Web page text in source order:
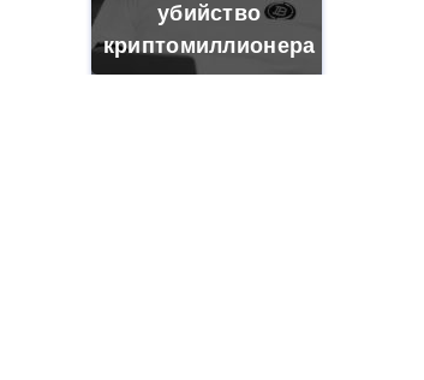
убийство
криптомиллионера